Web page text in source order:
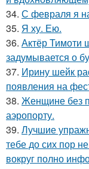
34. С февраля я
35. Я ху. Ею.
36. Актёр Тимоти
задумывается о
37. Ирину шейк
появления на
38. Женщине без
аэропорту.
39. Лучшие
тебе до сих пор
вокруг полно